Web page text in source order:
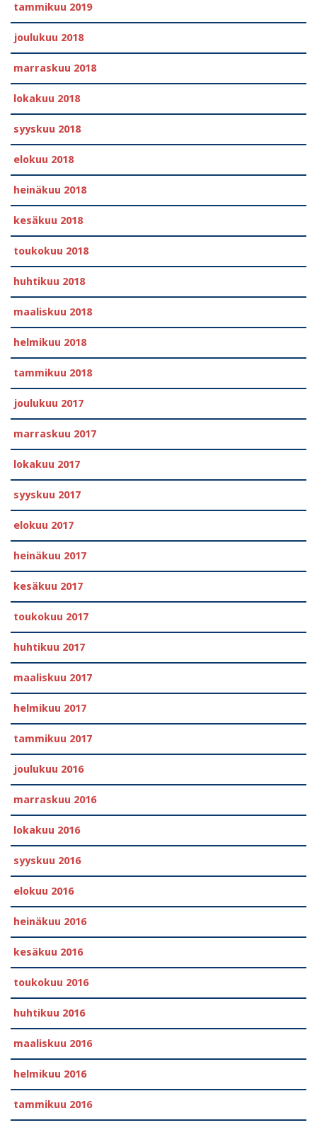
tammikuu 2019
joulukuu 2018
marraskuu 2018
lokakuu 2018
syyskuu 2018
elokuu 2018
heinäkuu 2018
kesäkuu 2018
toukokuu 2018
huhtikuu 2018
maaliskuu 2018
helmikuu 2018
tammikuu 2018
joulukuu 2017
marraskuu 2017
lokakuu 2017
syyskuu 2017
elokuu 2017
heinäkuu 2017
kesäkuu 2017
toukokuu 2017
huhtikuu 2017
maaliskuu 2017
helmikuu 2017
tammikuu 2017
joulukuu 2016
marraskuu 2016
lokakuu 2016
syyskuu 2016
elokuu 2016
heinäkuu 2016
kesäkuu 2016
toukokuu 2016
huhtikuu 2016
maaliskuu 2016
helmikuu 2016
tammikuu 2016